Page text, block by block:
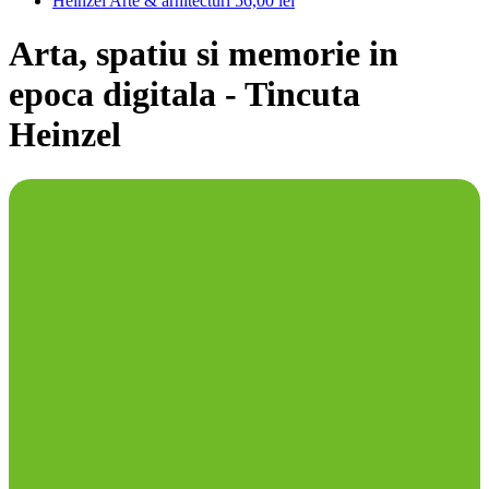
Arta, spatiu si memorie in
epoca digitala - Tincuta
Heinzel